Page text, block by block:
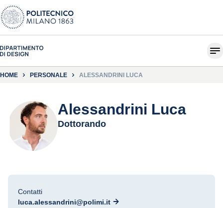
HOME PERSONALE ALESSANDRINI LUCA
Alessandrini Luca
Dottorando
Contatti
luca.alessandrini@polimi.it